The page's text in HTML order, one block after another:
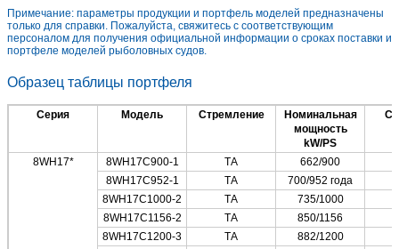
Примечание: параметры продукции и портфель моделей предназначены
только для справки. Пожалуйста, свяжитесь с соответствующим
персоналом для получения официальной информации о сроках поставки и
портфеле моделей рыболовных судов.
Образец таблицы портфеля
Серия Модель Стремление
Номинальная
мощность
kW/PS
8WH17* 8WH17C900-1 ТА 662/900
8WH17C952-1
ТА 700/952 года
8WH17C1000-2
ТА 735/1000
8WH17C1156-2
ТА 850/1156
8WH17C1200-3
ТА 882/1200